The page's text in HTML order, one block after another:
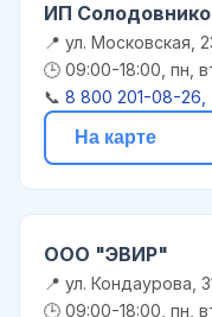
ИП
📍 ул. Московская,
🕒 09:00-18:00, пн,
📞 8 800 201-08-
На карте
ООО "ЭВИР"
📍 ул. Кондаурова,
🕒 09:00-18:00, пн,